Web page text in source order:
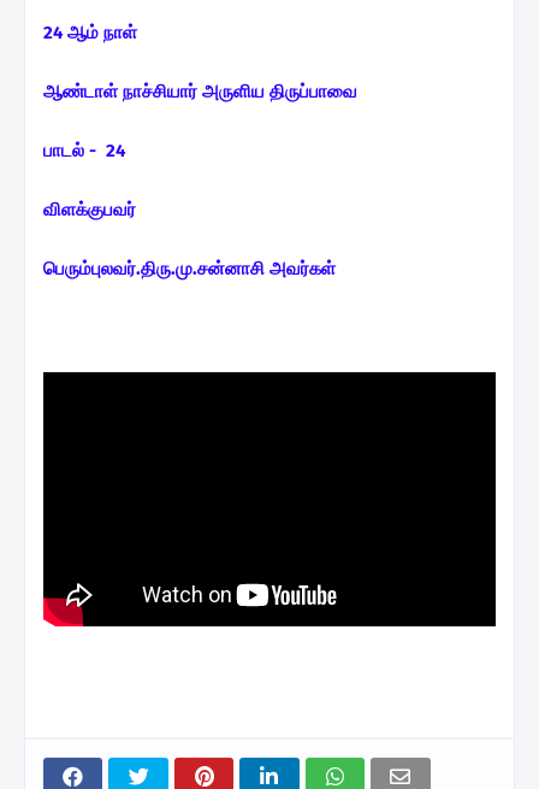
24 ஆம் நாள்
ஆண்டாள் நாச்சியார் அருளிய திருப்பாவை
பாடல் - 24
விளக்குபவர்
பெரும்புலவர்.திரு.மு.சன்னாசி அவர்கள்